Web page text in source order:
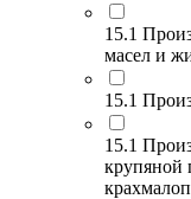
15.1
масел и
15.1
15.1
крупяной